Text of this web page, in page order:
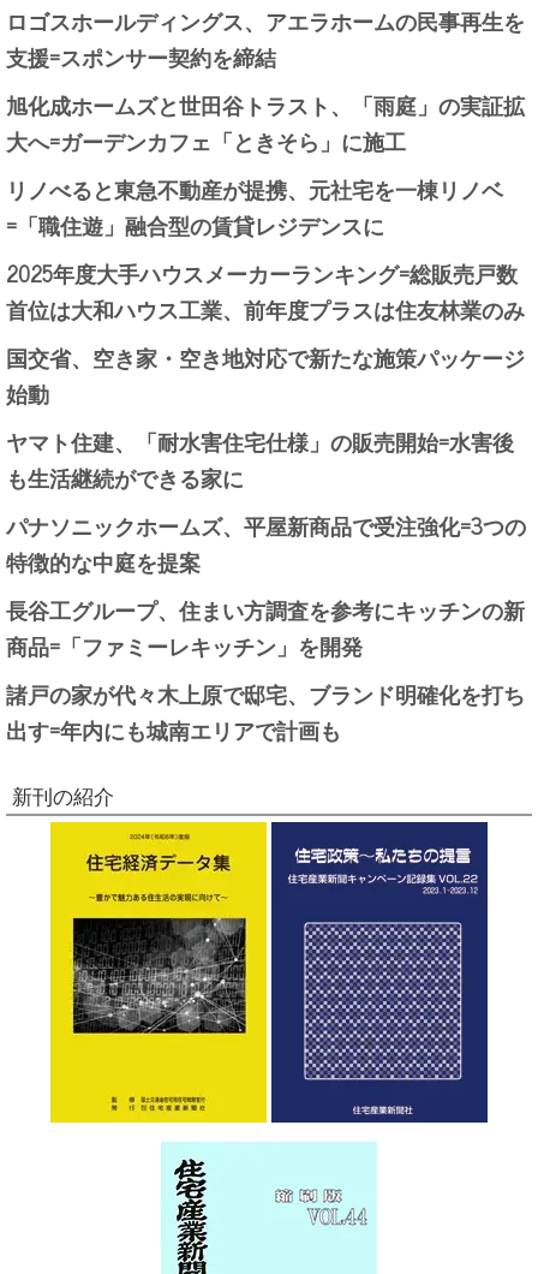
ロゴスホールディングス、アエラホームの民事再生を
支援=スポンサー契約を締結
旭化成ホームズと世田谷トラスト、「雨庭」の実証拡
大へ=ガーデンカフェ「ときそら」に施工
リノべると東急不動産が提携、元社宅を一棟リノベ
=「職住遊」融合型の賃貸レジデンスに
2025年度大手ハウスメーカーランキング=総販売戸数
首位は大和ハウス工業、前年度プラスは住友林業のみ
国交省、空き家・空き地対応で新たな施策パッケージ
始動
ヤマト住建、「耐水害住宅仕様」の販売開始=水害後
も生活継続ができる家に
パナソニックホームズ、平屋新商品で受注強化=3つの
特徴的な中庭を提案
長谷工グループ、住まい方調査を参考にキッチンの新
商品=「ファミーレキッチン」を開発
諸戸の家が代々木上原で邸宅、ブランド明確化を打ち
出す=年内にも城南エリアで計画も
新刊の紹介